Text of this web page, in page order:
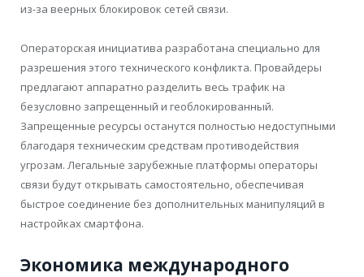
из-за веерных блокировок сетей связи.
Операторская инициатива разработана специально для
разрешения этого технического конфликта. Провайдеры
предлагают аппаратно разделить весь трафик на
безусловно запрещенный и геоблокированный.
Запрещенные ресурсы останутся полностью недоступными
благодаря техническим средствам противодействия
угрозам. Легальные зарубежные платформы операторы
связи будут открывать самостоятельно, обеспечивая
быстрое соединение без дополнительных манипуляций в
настройках смартфона.
Экономика международного